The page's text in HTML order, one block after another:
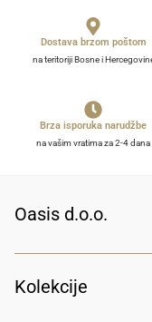
Dostava brzom poštom
na teritoriji Bosne i
Brza isporuka narudžbe
na vašim vratima za 2-4 dana
Oasis d.o.o.
Kolekcije